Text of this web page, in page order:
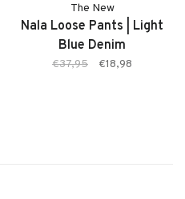
The New
Nala Loose Pants | Light
Blue Denim
€37,95 €18,98